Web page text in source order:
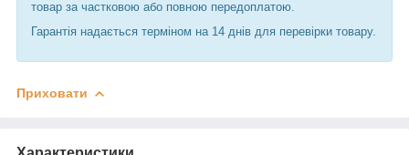
товар за частковою або повною передоплатою.
Гарантія надається терміном на 14 днів для перевірки товару.
Приховати